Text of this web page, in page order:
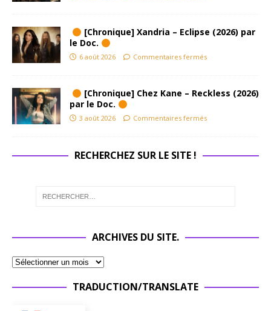
[Chronique] Xandria – Eclipse (2026) par
le Doc.
6 août 2026 Commentaires fermés
[Chronique] Chez Kane – Reckless (2026)
par le Doc.
3 août 2026 Commentaires fermés
RECHERCHEZ SUR LE SITE !
ARCHIVES DU SITE.
TRADUCTION/TRANSLATE